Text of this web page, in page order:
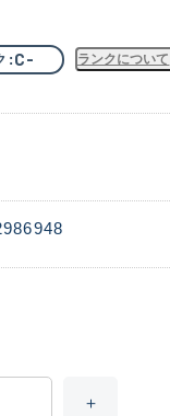
C- ランクについて